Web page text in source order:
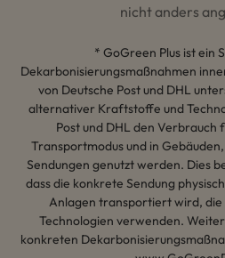
nicht anders
* GoGreen Plus ist ein
Dekarbonisierungsmaßnahmen
von Deutsche Post und DHL
alternativer Kraftstoffe und
Post und DHL den
Transportmodus und in
Sendungen genutzt werden. Dies
dass die konkrete Sendung
Anlagen transportiert wird,
Technologien verwenden.
konkreten